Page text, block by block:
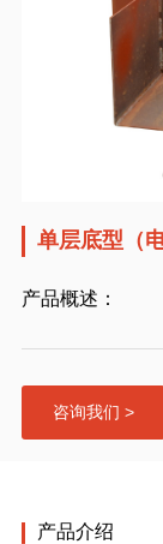
单层底型（
产品概述：
咨询我们 >
产品介绍